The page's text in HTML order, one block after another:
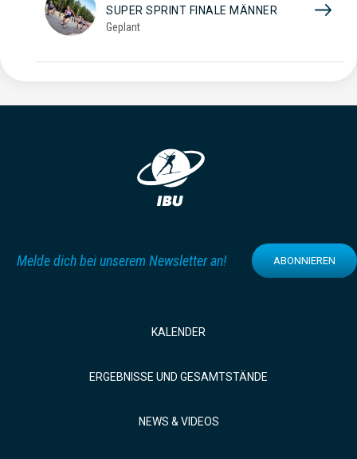
SUPER SPRINT FINALE MÄNNER
Geplant
Melde dich bei unserem Newsletter an! ABONNIEREN
KALENDER
ERGEBNISSE UND GESAMTSTÄNDE
NEWS & VIDEOS